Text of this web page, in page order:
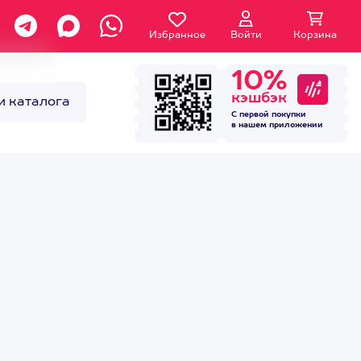
Избранное Войти Корзина
каталога
10%
кэшбэк
С первой покупки
в нашем приложении